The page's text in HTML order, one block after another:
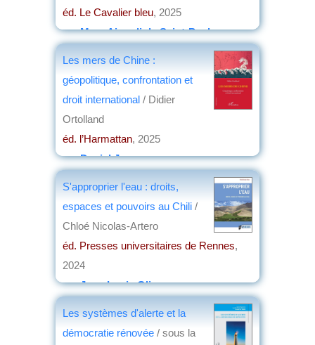
éd. Le Cavalier bleu, 2025
parMarc Aicardi de Saint-Paul
Les mers de Chine :
géopolitique, confrontation et
droit international / Didier
Ortolland
éd. l’Harmattan, 2025
parDaniel Jouanneau
S'approprier l'eau : droits,
espaces et pouvoirs au Chili /
Chloé Nicolas-Artero
éd. Presses universitaires de Rennes,
2024
parJean-Louis Oliver
Les systèmes d'alerte et la
démocratie rénovée / sous la